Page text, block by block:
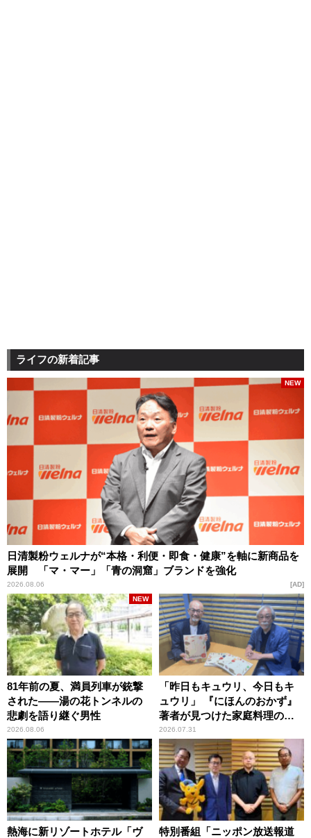
ライフの新着記事
日清製粉ウェルナが“本格・利便・即食・健康”を軸に新商品を
展開 「マ・マー」「青の洞窟」ブランドを強化
2026.08.06
NEW
AD
81年前の夏、満員列車が銃撃
された――湯の花トンネルの
悲劇を語り継ぐ男性
2026.08.06
NEW
「昨日もキュウリ、今日もキ
ュウリ」 『にほんのおかず』
著者が見つけた家庭料理の知
恵
2026.07.31
熱海に新リゾートホテル「ヴ
特別番組「ニッポン放送報道